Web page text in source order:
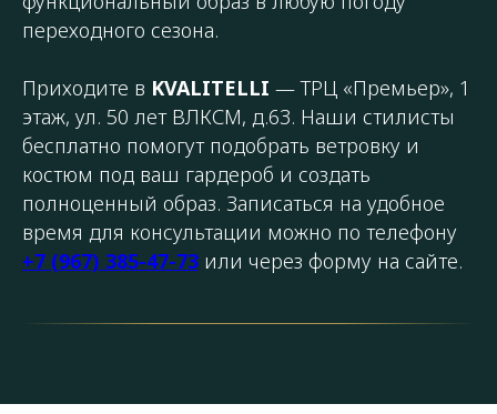
переходного сезона.
Приходите в KVALITELLI — ТРЦ «Премьер», 1
этаж, ул. 50 лет ВЛКСМ, д.63. Наши стилисты
бесплатно помогут подобрать ветровку и
костюм под ваш гардероб и создать
полноценный образ. Записаться на удобное
время для консультации можно по телефону
+7 (967) 385-47-73 или через форму на сайте.